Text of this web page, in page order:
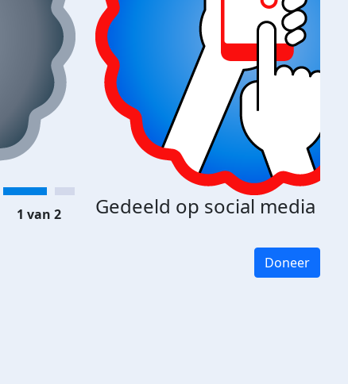
Gedeeld op social media
1 van 2
Doneer